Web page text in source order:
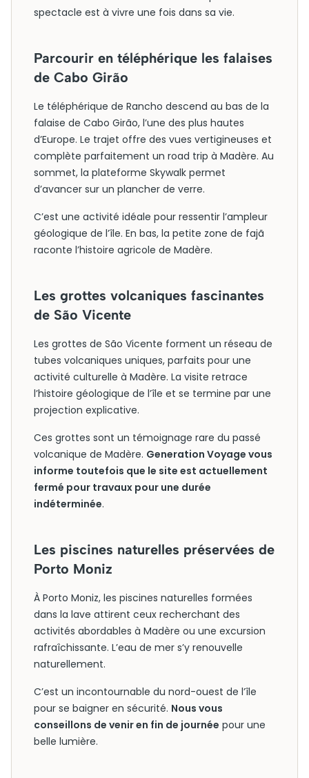
spectacle est à vivre une fois dans sa vie.
Parcourir en téléphérique les falaises
de Cabo Girão
Le téléphérique de Rancho descend au bas de la
falaise de Cabo Girão, l’une des plus hautes
d’Europe. Le trajet offre des vues vertigineuses et
complète parfaitement un road trip à Madère. Au
sommet, la plateforme Skywalk permet
d’avancer sur un plancher de verre.
C’est une activité idéale pour ressentir l’ampleur
géologique de l’île. En bas, la petite zone de fajã
raconte l’histoire agricole de Madère.
Les grottes volcaniques fascinantes
de São Vicente
Les grottes de São Vicente forment un réseau de
tubes volcaniques uniques, parfaits pour une
activité culturelle à Madère. La visite retrace
l’histoire géologique de l’île et se termine par une
projection explicative.
Ces grottes sont un témoignage rare du passé
volcanique de Madère. Generation Voyage vous
informe toutefois que le site est actuellement
fermé pour travaux pour une durée
indéterminée.
Les piscines naturelles préservées de
Porto Moniz
À Porto Moniz, les piscines naturelles formées
dans la lave attirent ceux recherchant des
activités abordables à Madère ou une excursion
rafraîchissante. L’eau de mer s’y renouvelle
naturellement.
C’est un incontournable du nord-ouest de l’île
pour se baigner en sécurité. Nous vous
conseillons de venir en fin de journée pour une
belle lumière.